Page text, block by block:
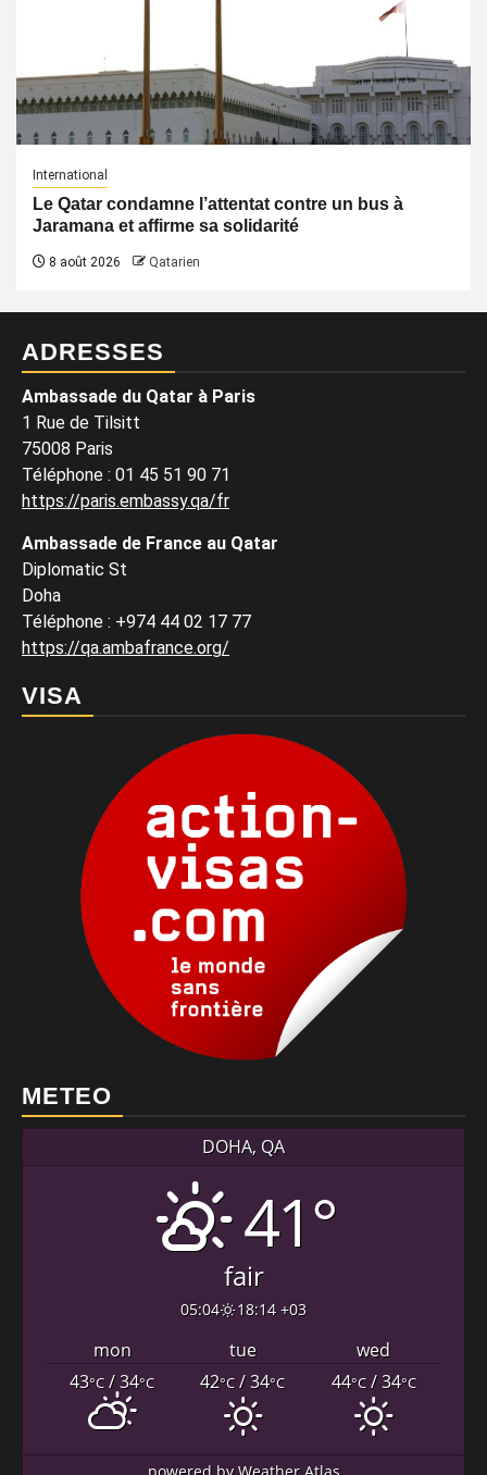
International
Le Qatar condamne l’attentat contre un bus à
Jaramana et affirme sa solidarité
8 août 2026 Qatarien
ADRESSES
Ambassade du Qatar à Paris
1 Rue de Tilsitt
75008 Paris
Téléphone : 01 45 51 90 71
https://paris.embassy.qa/fr
Ambassade de France au Qatar
Diplomatic St
Doha
Téléphone : +974 44 02 17 77
https://qa.ambafrance.org/
VISA
METEO
DOHA, QA
41°
fair
05:04 18:14 +03
mon tue
wed
43°C/ 34°C 42°C/ 34°C 44°C/ 34°C
powered byWeather Atlas